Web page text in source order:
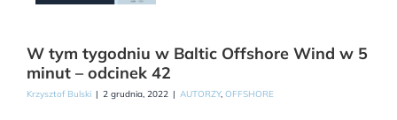
W tym tygodniu w Baltic Offshore Wind w 5
minut – odcinek 42
Krzysztof Bulski | 2 grudnia, 2022 | AUTORZY, OFFSHORE